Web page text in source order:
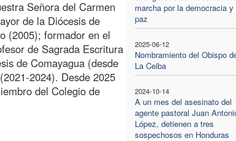
marcha por la democracia y
paz
2025-06-12
Nombramiento del Obispo
La Ceiba
2024-10-14
A un mes del asesinato del
agente pastoral Juan
López, detienen a tres
sospechosos en Honduras
Señora del Carmen
de la Diócesis de
(2005); formador en el
de Sagrada Escritura
de Comayagua (desde
2024). Desde 2025
del Colegio de